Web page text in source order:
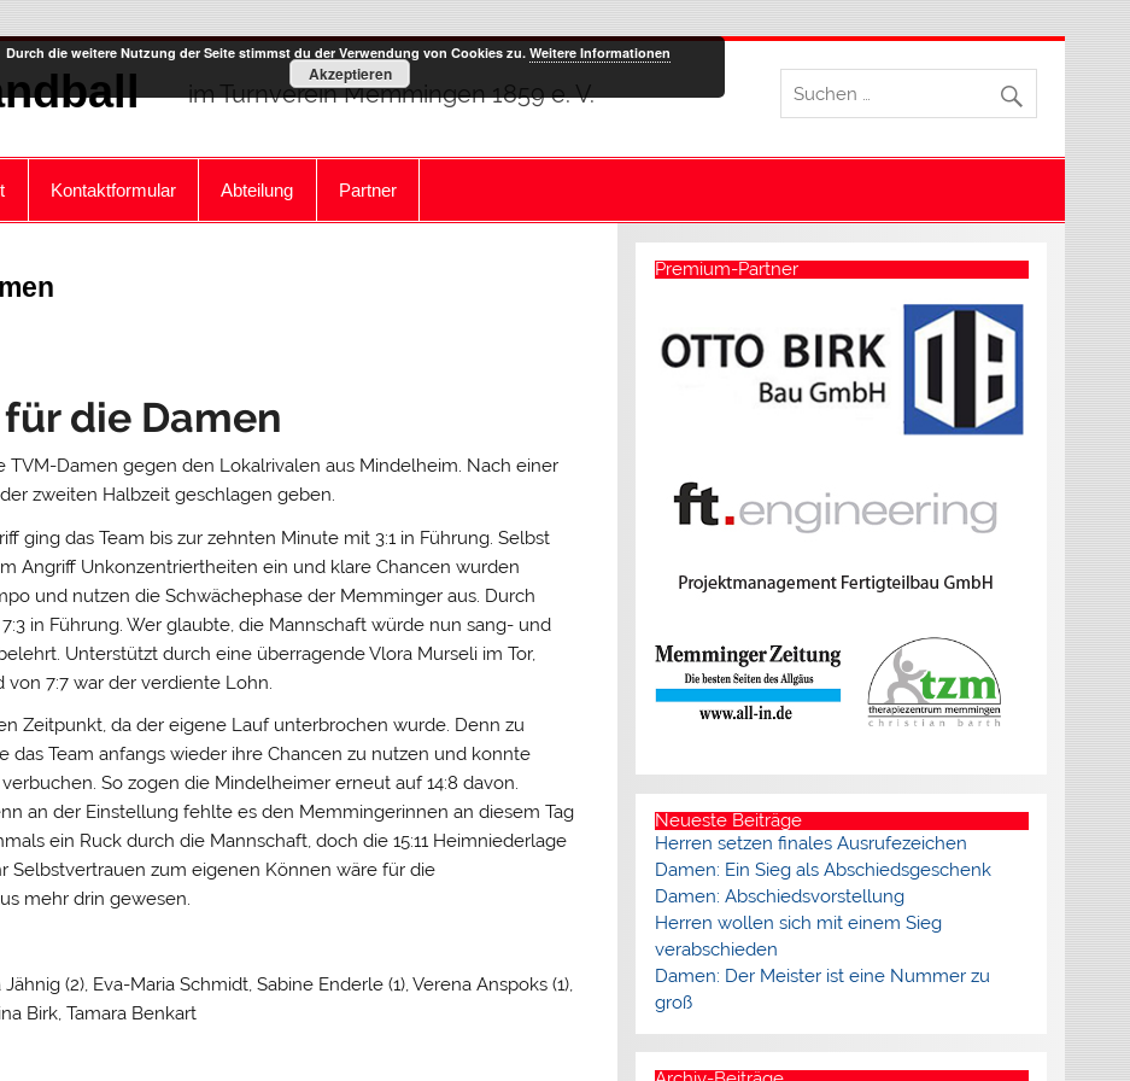
im Turnverein Memmingen 1859 e. V.
Kontaktformular Abteilung Partner
die Damen
TVM-Damen gegen den Lokalrivalen aus Mindelheim. Nach einer
zweiten Halbzeit geschlagen geben.
ging das Team bis zur zehnten Minute mit 3:1 in Führung. Selbst
Angriff Unkonzentriertheiten ein und klare Chancen wurden
und nutzen die Schwächephase der Memminger aus. Durch
in Führung. Wer glaubte, die Mannschaft würde nun sang- und
Unterstützt durch eine überragende Vlora Murseli im Tor,
von 7:7 war der verdiente Lohn.
Zeitpunkt, da der eigene Lauf unterbrochen wurde. Denn zu
das Team anfangs wieder ihre Chancen zu nutzen und konnte
So zogen die Mindelheimer erneut auf 14:8 davon.
an der Einstellung fehlte es den Memmingerinnen an diesem Tag
ein Ruck durch die Mannschaft, doch die 15:11 Heimniederlage
zum eigenen Können wäre für die
mehr drin gewesen.
(2), Eva-Maria Schmidt, Sabine Enderle (1), Verena Anspoks (1),
Birk, Tamara Benkart
Premium-Partner
Neueste Beiträge
Herren setzen finales Ausrufezeichen
Damen: Ein Sieg als Abschiedsgeschenk
Damen: Abschiedsvorstellung
Herren wollen sich mit einem Sieg
verabschieden
Damen: Der Meister ist eine Nummer zu
groß
Durch die weitere Nutzung der Seite stimmst du der Verwendung von Cookies zu. Weitere Informationen
Akzeptieren